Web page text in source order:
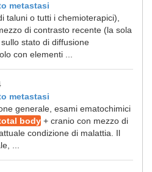
metastasi
taluni o tutti i chemioterapici),
di contrasto recente (la sola
stato di diffusione
con elementi ...
metastasi
generale, esami ematochimici
body + cranio con mezzo di
condizione di malattia. Il
...